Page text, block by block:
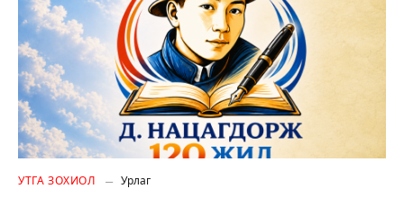
УТГА ЗОХИОЛ Урлаг